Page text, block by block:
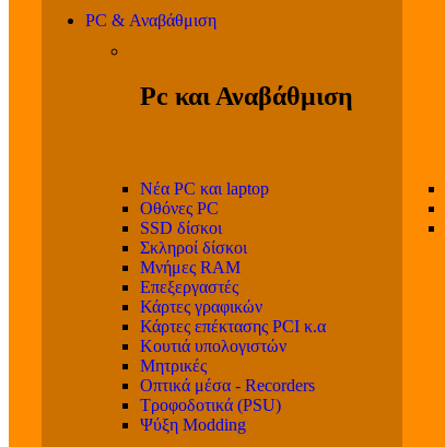
PC & Αναβάθμιση
Pc και Αναβάθμιση
Νέα PC και laptop
Οθόνες PC
SSD δίσκοι
Σκληροί δίσκοι
Μνήμες RAM
Επεξεργαστές
Κάρτες γραφικών
Κάρτες επέκτασης PCI κ.α
Κουτιά υπολογιστών
Μητρικές
Οπτικά μέσα - Recorders
Τροφοδοτικά (PSU)
Ψύξη Modding